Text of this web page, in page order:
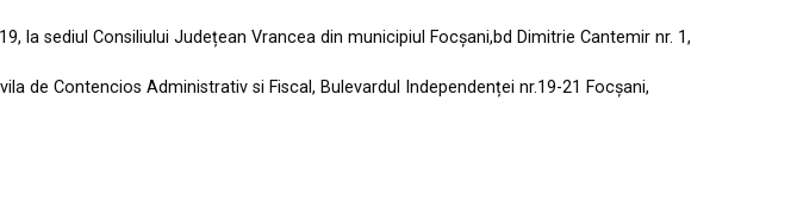
sediul Consiliului Județean Vrancea din municipiul Focșani,bd Dimitrie Cantemir nr. 1,
de Contencios Administrativ si Fiscal, Bulevardul Independenței nr.19-21 Focșani,